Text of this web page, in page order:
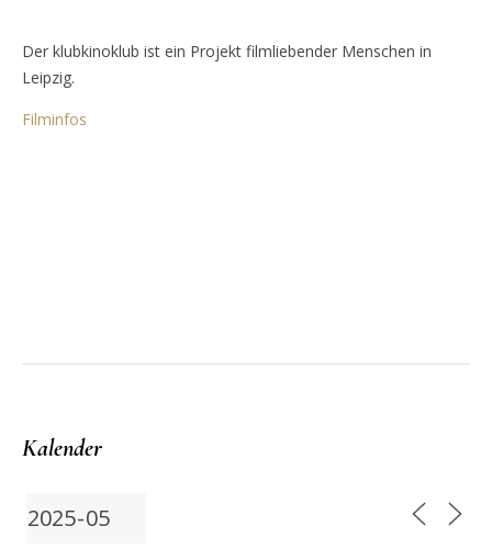
Der klubkinoklub ist ein Projekt filmliebender Menschen in
Leipzig.
Filminfos
Kalender